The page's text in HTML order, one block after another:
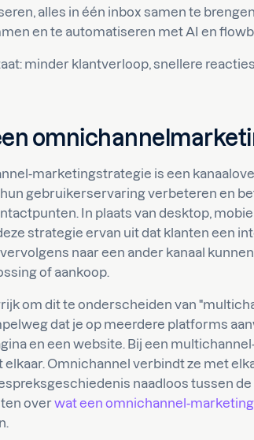
alles in één inbox samen te
en te automatiseren met AI en
minder klantverloop, snellere
marketingstrategie is een
gebruikerservaring verbeteren en
In plaats van desktop,
strategie ervan uit dat klanten een
naar een ander kanaal
of aankoop.
om dit te onderscheiden van
dat je op meerdere platforms
en een website. Bij een
elkaar. Omnichannel verbindt ze met
naadloos tussen
overwat een omnichannel-